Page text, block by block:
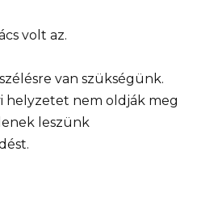
volt az.
van szükségünk.
helyzetet nem oldják meg
leszünk